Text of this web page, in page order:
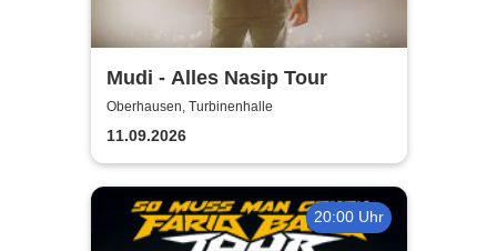
Mudi - Alles Nasip Tour
Oberhausen, Turbinenhalle
11.09.2026
20:00 Uhr